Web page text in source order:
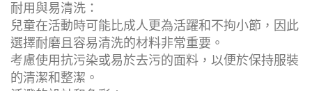
耐用與易清洗：
兒童在活動時可能比成人更為活躍和不拘小節，因此
選擇耐磨且容易清洗的材料非常重要。
考慮使用抗污染或易於去污的面料，以便於保持服裝
的清潔和整潔。